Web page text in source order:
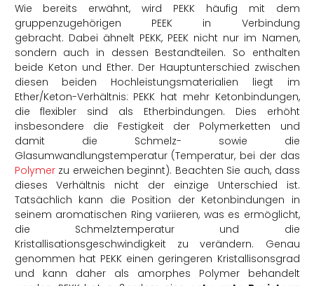
Wie bereits erwähnt, wird PEKK häufig mit dem
gruppenzugehörigen PEEK in Verbindung
gebracht. Dabei ähnelt PEKK, PEEK nicht nur im Namen,
sondern auch in dessen Bestandteilen. So enthalten
beide Keton und Ether. Der Hauptunterschied zwischen
diesen beiden Hochleistungsmaterialien liegt im
Ether/Keton-Verhältnis: PEKK hat mehr Ketonbindungen,
die flexibler sind als Etherbindungen. Dies erhöht
insbesondere die Festigkeit der Polymerketten und
damit die Schmelz- sowie die
Glasumwandlungstemperatur (Temperatur, bei der das
Polymerzu erweichen beginnt). Beachten Sie auch, dass
dieses Verhältnis nicht der einzige Unterschied ist.
Tatsächlich kann die Position der Ketonbindungen in
seinem aromatischen Ring variieren, was es ermöglicht,
die Schmelztemperatur und die
Kristallisationsgeschwindigkeit zu verändern. Genau
genommen hat PEKK einen geringeren Kristallisonsgrad
und kann daher als amorphes Polymer behandelt